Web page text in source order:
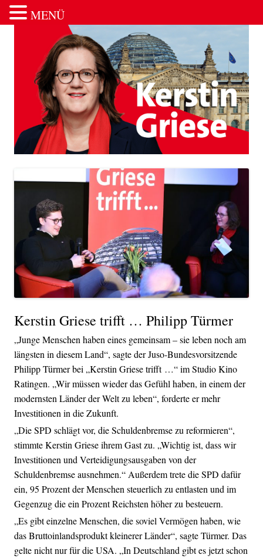
Zum Inhalt springen
Kerstin Griese trifft … Philipp Türmer
„Junge Menschen haben eines gemeinsam – sie leben noch am
längsten in diesem Land“, sagte der Juso-Bundesvorsitzende
Philipp Türmer bei „Kerstin Griese trifft …“ im Studio Kino
Ratingen. „Wir müssen wieder das Gefühl haben, in einem der
modernsten Länder der Welt zu leben“, forderte er mehr
Investitionen in die Zukunft.
„Die SPD schlägt vor, die Schuldenbremse zu reformieren“,
stimmte Kerstin Griese ihrem Gast zu. „Wichtig ist, dass wir
Investitionen und Verteidigungsausgaben von der
Schuldenbremse ausnehmen.“ Außerdem trete die SPD dafür
ein, 95 Prozent der Menschen steuerlich zu entlasten und im
Gegenzug die ein Prozent Reichsten höher zu besteuern.
„Es gibt einzelne Menschen, die soviel Vermögen haben, wie
das Bruttoinlandsprodukt kleinerer Länder“, sagte Türmer. Das
gelte nicht nur für die USA. „In Deutschland gibt es jetzt schon
MENÜ